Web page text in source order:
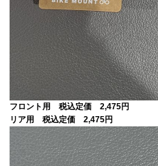
フロント用 税込定価 2,475円
リア用 税込定価 2,475円